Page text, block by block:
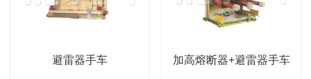
避雷器手车 加高熔断器+避雷器手车